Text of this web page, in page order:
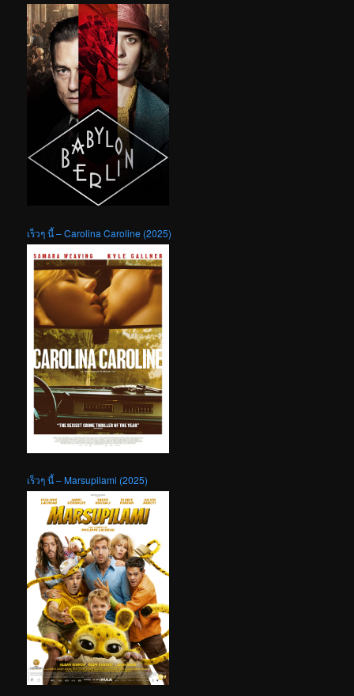
เร็วๆ นี้ – Carolina Caroline (2025)
เร็วๆ นี้ – Marsupilami (2025)